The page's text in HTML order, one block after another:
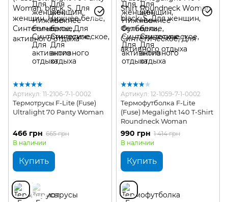
Артикул: 11-2106-7-1-0002
Термотрусы F-Lite (Fuse)
Ultralight 70 Panty Woman
466 грн 665 грн
В наличии
Купить
Артикул: 12-1059-7-1-0002
Термофутболка F-Lite
(Fuse) Megalight 140 T-Shirt
Roundneck Woman
990 грн 1 414 грн
В наличии
Купить